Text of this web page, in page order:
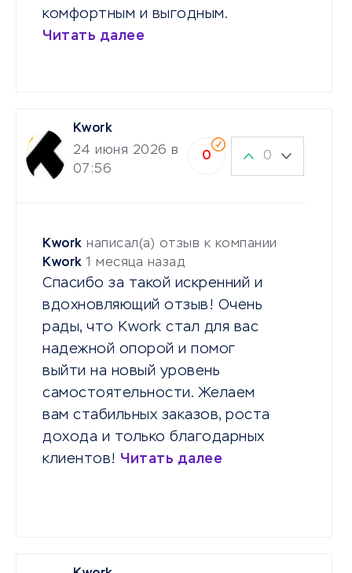
комфортным и выгодным.
Читать далее
Kwork
24 июня 2026 в
07:56
0 0
Kwork написал(а) отзыв к компании
Kwork 1 месяца назад
Спасибо за такой искренний и
вдохновляющий отзыв! Очень
рады, что Kwork стал для вас
надежной опорой и помог
выйти на новый уровень
самостоятельности. Желаем
вам стабильных заказов, роста
дохода и только благодарных
клиентов! Читать далее